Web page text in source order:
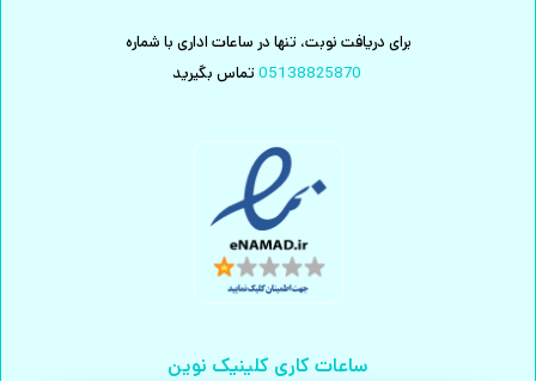
برای دریافت نوبت، تنها در ساعات اداری با شماره
05138825870 تماس بگیرید
ساعات کاری کلینیک نوین